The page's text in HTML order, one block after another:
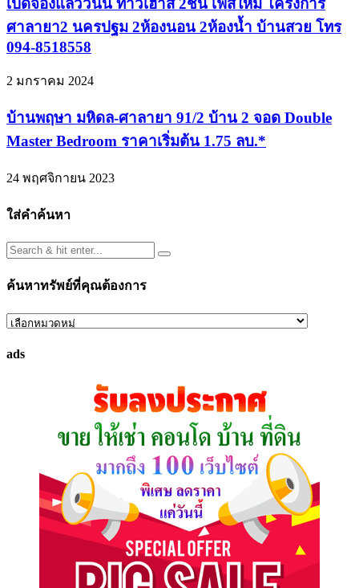
ศาลายา2 นครปฐม 2ห้องนอน 2ห้องน้ำ บ้านสวย โทร
094-8518558
2 มกราคม 2024
บ้านพฤษา มหิดล-ศาลายา 91/2 บ้าน 2 จอด Double
Master Bedroom ราคาเริ่มต้น 1.75 ลบ.*
24 พฤศจิกายน 2023
ใส่คำค้นหา
ค้นหาทรัพย์ที่คุณต้องการ
ค้นหา
ที่
ads